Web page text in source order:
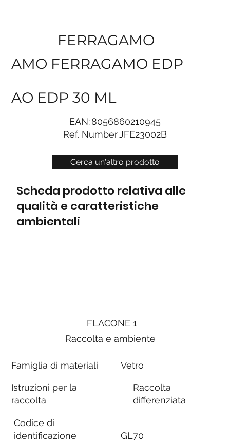
Cerca un'altro prodotto
FERRAGAMO
AMO FERRAGAMO EDP
AO EDP 30 ML
EAN:8056860210945
Ref. NumberJFE23002B
Scheda prodotto relativa alle
qualità e caratteristiche
ambientali
FLACONE 1
Raccolta e ambiente
Famiglia di materiali
Istruzioni per la
raccolta
Codice di
identificazione
Vetro
Raccolta
differenziata
GL70